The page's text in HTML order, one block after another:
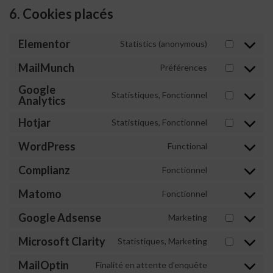
6. Cookies placés
Elementor Statistics (anonymous)
MailMunch Préférences
Google
Analytics
Statistiques, Fonctionnel
Hotjar Statistiques, Fonctionnel
WordPress Functional
Complianz Fonctionnel
Matomo Fonctionnel
Google Adsense Marketing
Microsoft Clarity Statistiques, Marketing
MailOptin Finalité en attente d’enquête